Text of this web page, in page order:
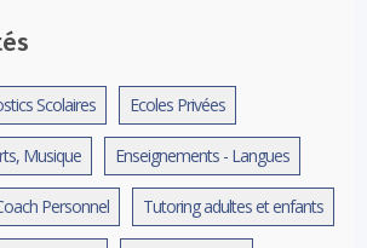
Scolaires Ecoles Privées
Musique Enseignements - Langues
Personnel Tutoring adultes et enfants